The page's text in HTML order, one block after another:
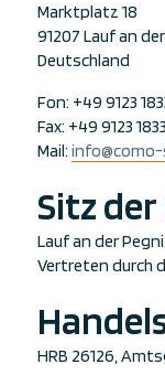
Marktplatz 18
91207 Lauf an
Deutschland
Fon: +49 9123
Fax: +49 9123
Mail:
Sitz
Lauf an der
Vertreten durch
HRB 26126,